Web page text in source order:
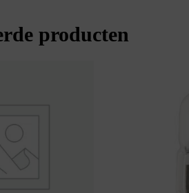
producten